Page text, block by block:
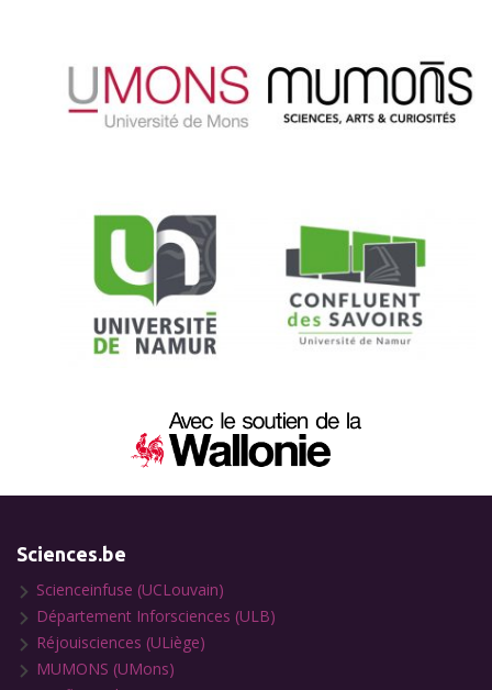
Sciences.be
Scienceinfuse (UCLouvain)
Département Inforsciences (ULB)
Réjouisciences (ULiège)
MUMONS (UMons)